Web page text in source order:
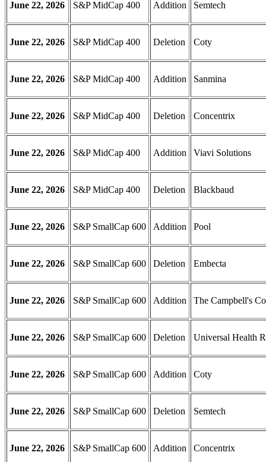
June 22, 2026 S&P MidCap 400 Addition Semtech
June 22, 2026 S&P MidCap 400 Deletion Coty
June 22, 2026 S&P MidCap 400 Addition Sanmina
June 22, 2026 S&P MidCap 400 Deletion Concentrix
June 22, 2026 S&P MidCap 400 Addition Viavi Solutions
June 22, 2026 S&P MidCap 400 Deletion Blackbaud
June 22, 2026 S&P SmallCap 600 Addition Pool
June 22, 2026 S&P SmallCap 600 Deletion Embecta
June 22, 2026 S&P SmallCap 600 Addition The Campbell's
June 22, 2026 S&P SmallCap 600 Deletion Universal Health
June 22, 2026 S&P SmallCap 600 Addition Coty
June 22, 2026 S&P SmallCap 600 Deletion Semtech
June 22, 2026 S&P SmallCap 600 Addition Concentrix